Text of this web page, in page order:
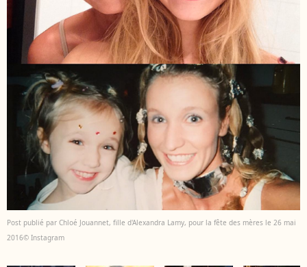
Post publié par Chloé Jouannet, fille d'Alexandra Lamy, pour la fête des mères le 26 mai
2016© Instagram